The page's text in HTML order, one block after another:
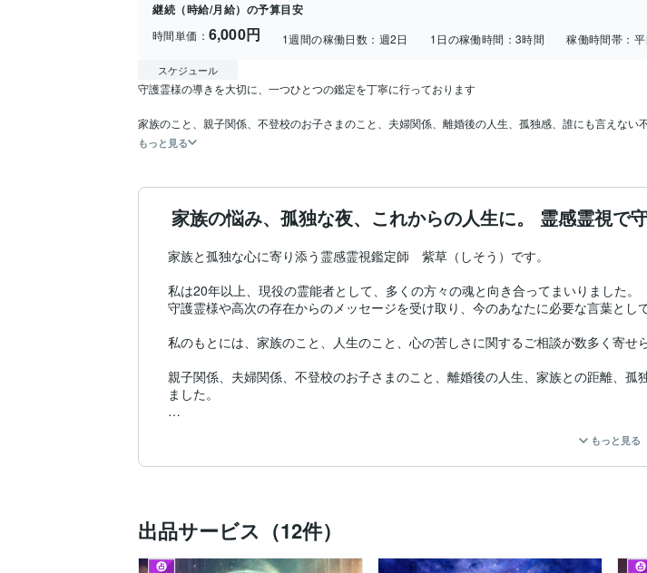
継続（時給/月給）の予算目安
時間単価： 6,000円 1週間の稼働日数： 週2日 1日の稼働時間： 3時間 稼働時間帯：
スケジュール
守護霊様の導きを大切に、一つひとつの鑑定を丁寧に行っております
家族のこと、親子関係、不登校のお子さまのこと、夫婦関係、離婚後の人生、孤独感、誰にも言えない
もっと見る
家族の悩み、孤独な夜、これからの人生に。 霊感霊視で
家族と孤独な心に寄り添う霊感霊視鑑定師　紫草（しそう）です。
私は20年以上、現役の霊能者として、多くの方々の魂と向き合ってまいりました。
守護霊様や高次の存在からのメッセージを受け取り、今のあなたに必要な言葉とし
私のもとには、家族のこと、人生のこと、心の苦しさに関するご相談が数多く寄せ
親子関係、夫婦関係、不登校のお子さまのこと、離婚後の人生、家族との距離、
ました。
「家族のことで心が休まらない」
「誰にも本音を言えず、孤独でつらい」
もっと見る
出品サービス（12件）